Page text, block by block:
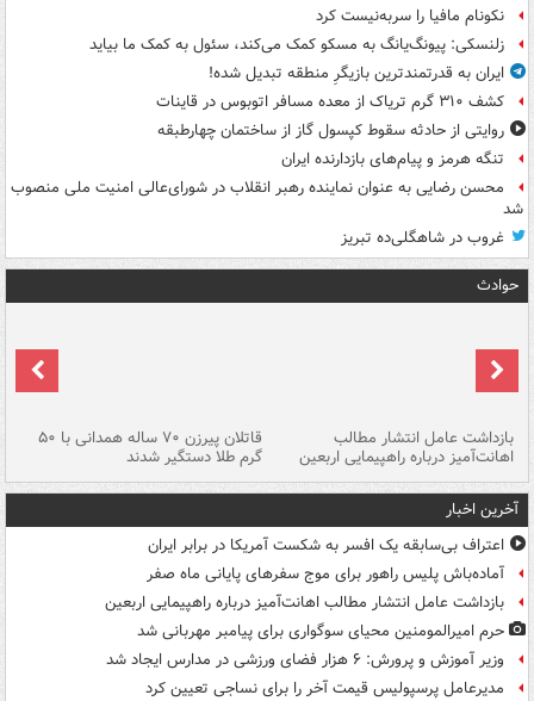
نکونام مافیا را سربه‌نیست کرد
زلنسکی: پیونگ‌یانگ به مسکو کمک می‌کند، سئول به کمک ما بیاید
ایران به قدرتمندترین بازیگرِ منطقه تبدیل شده!
کشف ۳۱۰ گرم تریاک از معده مسافر اتوبوس در قاینات
روایتی از حادثه سقوط کپسول گاز از ساختمان چهارطبقه
تنگه هرمز و پیام‌های بازدارنده ایران
محسن رضایی به عنوان نماینده رهبر انقلاب در شورای‌عالی امنیت ملی منصوب
شد
غروب در شاهگلی‌ده تبریز
حوادث
بازداشت عامل انتشار مطالب
اهانت‌آمیز درباره راهپیمایی اربعین
قاتلان پیرزن ۷۰ ساله همدانی با ۵۰
گرم طلا دستگیر شدند
آخرین اخبار
اعتراف بی‌سابقه یک افسر به شکست آمریکا در برابر ایران
آماده‌باش پلیس راهور برای موج سفرهای پایانی ماه صفر
بازداشت عامل انتشار مطالب اهانت‌آمیز درباره راهپیمایی اربعین
حرم امیرالمومنین محیای سوگواری برای پیامبر مهربانی شد
وزیر آموزش و پرورش: ۶ هزار فضای ورزشی در مدارس ایجاد شد
مدیرعامل پرسپولیس قیمت آخر را برای نساجی تعیین کرد